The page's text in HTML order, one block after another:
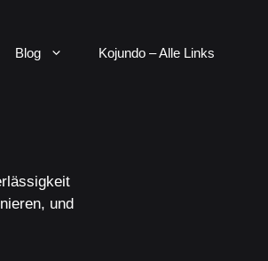
Blog Kojundo – Alle Links
und